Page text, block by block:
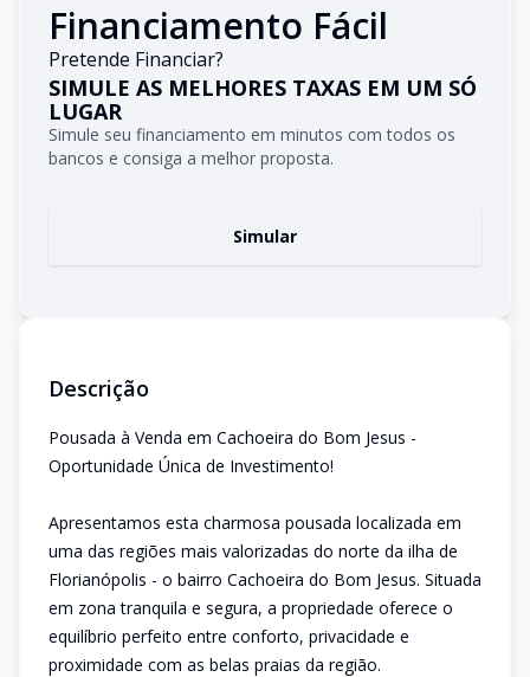
Financiamento Fácil
Pretende Financiar?
SIMULE AS MELHORES TAXAS EM UM SÓ
LUGAR
Simule seu financiamento em minutos com todos os
bancos e consiga a melhor proposta.
Simular
Descrição
Pousada à Venda em Cachoeira do Bom Jesus -
Oportunidade Única de Investimento!
Apresentamos esta charmosa pousada localizada em
uma das regiões mais valorizadas do norte da ilha de
Florianópolis - o bairro Cachoeira do Bom Jesus. Situada
em zona tranquila e segura, a propriedade oferece o
equilíbrio perfeito entre conforto, privacidade e
proximidade com as belas praias da região.